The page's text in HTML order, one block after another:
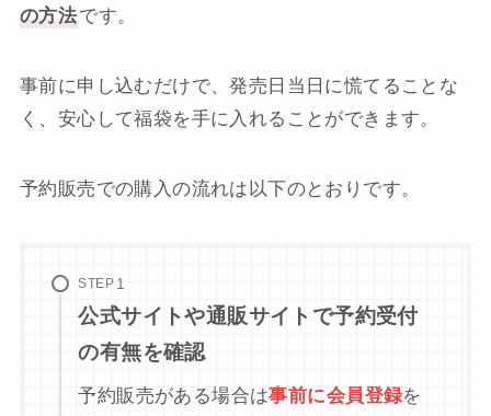
の方法です。
事前に申し込むだけで、発売日当日に慌てることな
く、安心して福袋を手に入れることができます。
予約販売での購入の流れは以下のとおりです。
STEP
公式サイトや通販サイトで予約受付
の有無を確認
予約販売がある場合は事前に会員登録を